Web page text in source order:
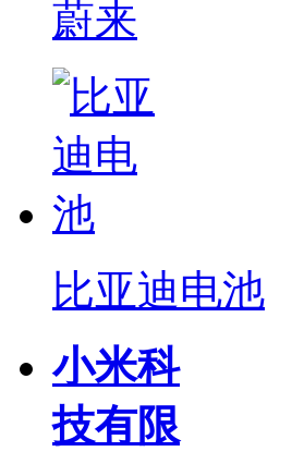
蔚来
比亚迪电池
小米科
技有限